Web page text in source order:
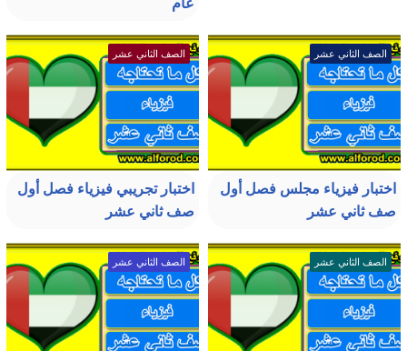
عام
الصف الثاني عشر
اختبار فيزياء مجلس فصل أول
صف ثاني عشر
الصف الثاني عشر
اختبار تجريبي فيزياء فصل أول
صف ثاني عشر
الصف الثاني عشر الصف الثاني عشر